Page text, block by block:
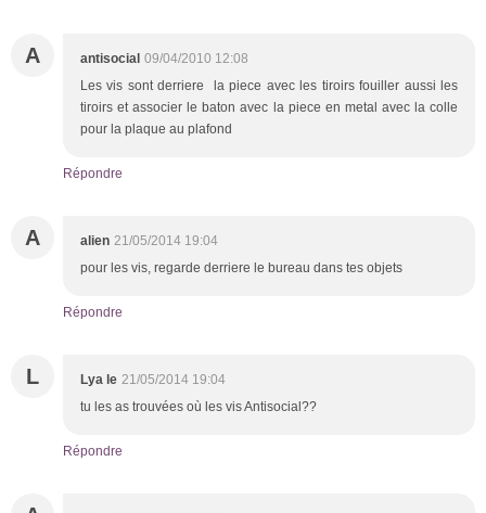
A antisocial 09/04/2010 12:08
Les vis sont derriere la piece avec les tiroirs fouiller aussi les
tiroirs et associer le baton avec la piece en metal avec la colle
pour la plaque au plafond
Répondre
A alien 21/05/2014 19:04
pour les vis, regarde derriere le bureau dans tes objets
Répondre
L Lya le 21/05/2014 19:04
tu les as trouvées où les vis Antisocial??
Répondre